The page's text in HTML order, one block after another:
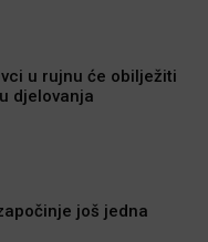
u rujnu će obilježiti
djelovanja
još jedna